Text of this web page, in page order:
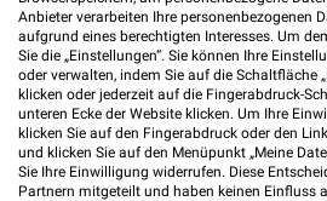
JYSK Witten
Westfalenstraße 112a
58453 Witten
Heute 09:30 - 18:00
430,20 km • Angebote: 2
Anbieter verarbeiten Ihre personenbezogenen
aufgrund eines berechtigten Interesses. Um
Sie die „Einstellungen“. Sie können Ihre
oder verwalten, indem Sie auf die Schaltfläche
klicken oder jederzeit auf die Fingerabdruck-
unteren Ecke der Website klicken. Um Ihre
klicken Sie auf den Fingerabdruck oder den
und klicken Sie auf den Menüpunkt „Meine
Sie Ihre Einwilligung widerrufen. Diese
Partnern mitgeteilt und haben keinen Einfluss